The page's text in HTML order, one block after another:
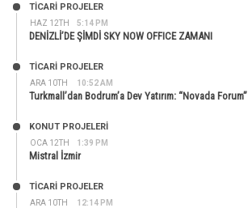
HAZ 12TH 5:14 PM
TİCARİ PROJELER
DENİZLİ’DE ŞİMDİ SKY NOW OFFICE ZAMANI
ARA 10TH 10:52 AM
TİCARİ PROJELER
Turkmall’dan Bodrum’a Dev Yatırım: “Novada Forum”
OCA 12TH 1:39 PM
KONUT PROJELERI
Mistral İzmir
ARA 10TH 12:14 PM
TİCARİ PROJELER